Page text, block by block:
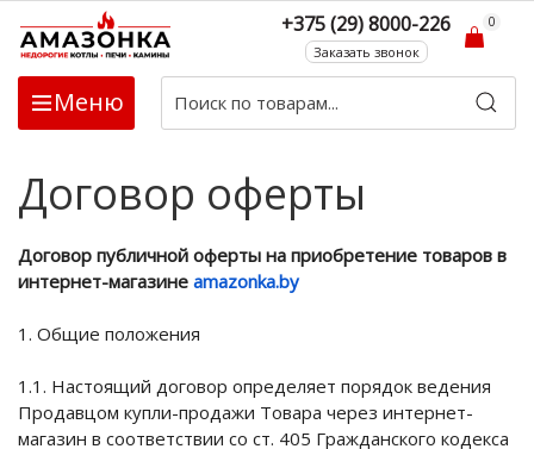
Меню
+375 (29) 8000-226
Заказать звонок
0
Договор оферты
Договор публичной оферты на приобретение товаров в
интернет-магазине amazonka.by
1. Общие положения
1.1. Настоящий договор определяет порядок ведения
Продавцом купли-продажи Товара через интернет-
магазин в соответствии со ст. 405 Гражданского кодекса